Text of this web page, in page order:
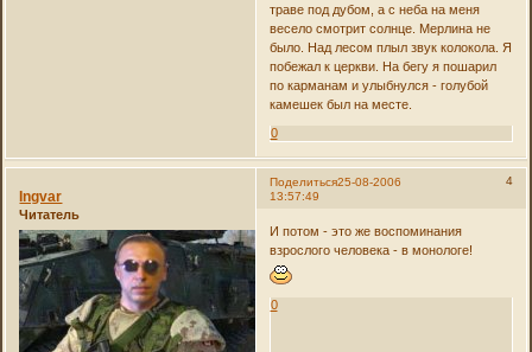
траве под дубом, а с неба на меня
весело смотрит солнце. Мерлина не
было. Над лесом плыл звук колокола. Я
побежал к церкви. На бегу я пошарил
по карманам и улыбнулся - голубой
камешек был на месте.
0
Поделиться 4
25-08-2006
13:57:49
Ingvar
Читатель
И потом - это же воспоминания
взрослого человека - в монологе!
0